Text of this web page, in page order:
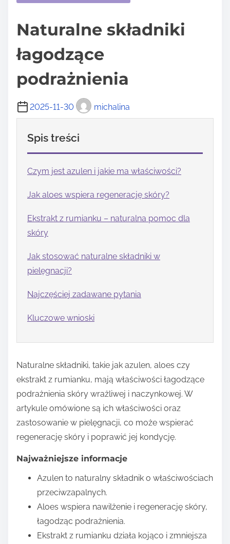
Naturalne składniki
łagodzące
podrażnienia
2025-11-30 michalina
Spis treści
Czym jest azulen i jakie ma właściwości?
Jak aloes wspiera regenerację skóry?
Ekstrakt z rumianku – naturalna pomoc dla
skóry
Jak stosować naturalne składniki w
pielęgnacji?
Najczęściej zadawane pytania
Kluczowe wnioski
Naturalne składniki, takie jak azulen, aloes czy
ekstrakt z rumianku, mają właściwości łagodzące
podrażnienia skóry wrażliwej i naczynkowej. W
artykule omówione są ich właściwości oraz
zastosowanie w pielęgnacji, co może wspierać
regenerację skóry i poprawić jej kondycję.
Najważniejsze informacje
Azulen to naturalny składnik o właściwościach
przeciwzapalnych.
Aloes wspiera nawilżenie i regenerację skóry,
łagodząc podrażnienia.
Ekstrakt z rumianku działa kojąco i zmniejsza